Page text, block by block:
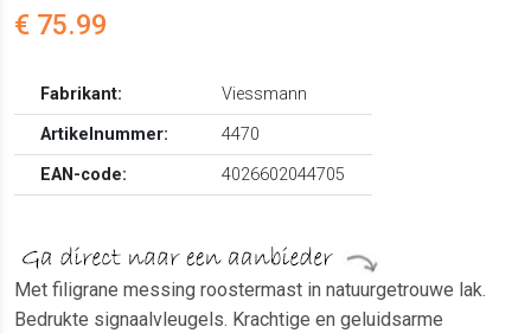
€ 75.99
Fabrikant:
Viessmann
Artikelnummer:
4470
EAN-code:
4026602044705
Met filigrane messing roostermast in natuurgetrouwe lak.
Bedrukte signaalvleugels. Krachtige en geluidsarme